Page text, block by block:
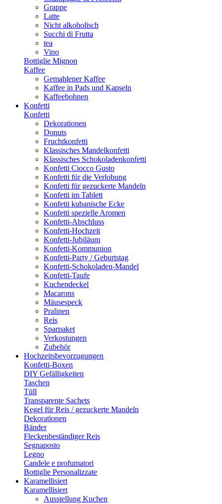
Grappe
Latte
Nicht alkoholisch
Succhi di Frutta
tea
Vino
Bottiglie Mignon
Kaffee
Gemahlener Kaffee
Kaffee in Pads und Kapseln
Kaffeebohnen
Konfetti
Konfetti
Dekorationen
Donuts
Fruchtkonfetti
Klassisches Mandelkonfetti
Klassisches Schokoladenkonfetti
Konfetti Ciocco Gusto
Konfetti für die Verlobung
Konfetti für gezuckerte Mandeln
Konfetti im Tablett
Konfetti kubanische Ecke
Konfetti spezielle Aromen
Konfetti-Abschluss
Konfetti-Hochzeit
Konfetti-Jubiläum
Konfetti-Kommunion
Konfetti-Party / Geburtstag
Konfetti-Schokoladen-Mandel
Konfetti-Taufe
Kuchendeckel
Macarons
Mäusespeck
Pralinen
Reis
Sparpaket
Verkostungen
Zubehör
Hochzeitsbevorzugungen
Konfetti-Boxen
DIY Gefälligkeiten
Taschen
Tüll
Transparente Sachets
Kegel für Reis / gezuckerte Mandeln
Dekorationen
Bänder
Fleckenbeständiger Reis
Segnaposto
Legno
Candele e profumatori
Bottiglie Personalizzate
Karamellisiert
Karamellisiert
Ausstellung Kuchen